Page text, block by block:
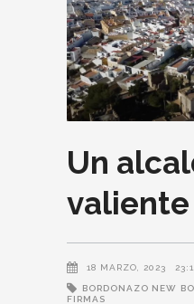
Un
18 MARZO, 2023
BORDONAZO NEW
FIRMAS